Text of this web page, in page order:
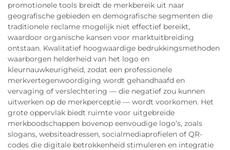
promotionele tools breidt de merkbereik uit naar
geografische gebieden en demografische segmenten die
traditionele reclame mogelijk niet effectief bereikt,
waardoor organische kansen voor marktuitbreiding
ontstaan. Kwalitatief hoogwaardige bedrukkingsmethoden
waarborgen helderheid van het logo en
kleurnauwkeurigheid, zodat een professionele
merkvertegenwoordiging wordt gehandhaafd en
vervaging of verslechtering — die negatief zou kunnen
uitwerken op de merkperceptie — wordt voorkomen. Het
grote oppervlak biedt ruimte voor uitgebreide
merkboodschappen bovenop eenvoudige logo’s, zoals
slogans, websiteadressen, socialmediaprofielen of QR-
codes die digitale betrokkenheid stimuleren en integratie